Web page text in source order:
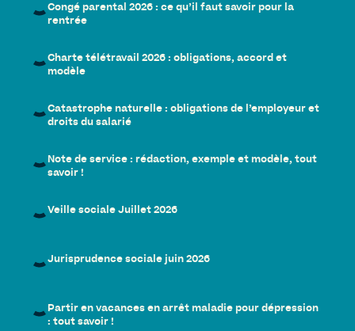
Congé parental 2026 : ce qu’il faut savoir pour la
rentrée
Charte télétravail 2026 : obligations, accord et
modèle
Catastrophe naturelle : obligations de l’employeur et
droits du salarié
Note de service : rédaction, exemple et modèle, tout
savoir !
Veille sociale Juillet 2026
Jurisprudence sociale juin 2026
Partir en vacances en arrêt maladie pour dépression
: tout savoir !